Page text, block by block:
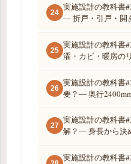
24
実施設計の教科書
― 折戸・引戸・開
25
実施設計の教科書
濯・カビ・暖房の
26
実施設計の教科書
要？― 奥行
27
実施設計の教科書
解？― 身長から決
実施設計の教科書